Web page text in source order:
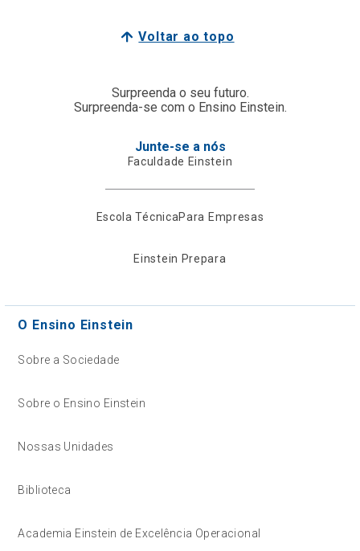
Voltar ao topo
Surpreenda o seu futuro.
Surpreenda-se com o Ensino Einstein.
Junte-se a nós
Faculdade Einstein
Escola TécnicaPara Empresas
Einstein Prepara
O Ensino Einstein
Sobre a Sociedade
Sobre o Ensino Einstein
Nossas Unidades
Biblioteca
Academia Einstein de Excelência Operacional